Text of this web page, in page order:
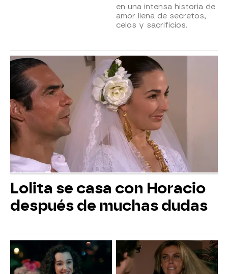
en una intensa historia de
amor llena de secretos,
celos y sacrificios.
Lolita se casa con Horacio
después de muchas dudas